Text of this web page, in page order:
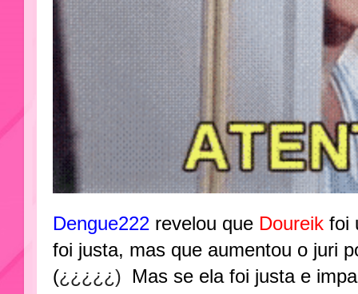
Dengue222 revelou que Doureik foi
foi justa, mas que aumentou o juri
(¿¿¿¿¿)
Mas se ela foi justa e